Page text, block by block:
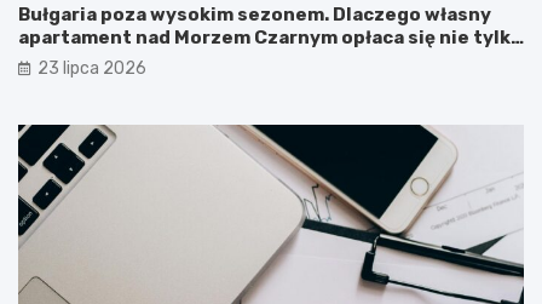
Bułgaria poza wysokim sezonem. Dlaczego własny
apartament nad Morzem Czarnym opłaca się nie tylko
latem?
23 lipca 2026